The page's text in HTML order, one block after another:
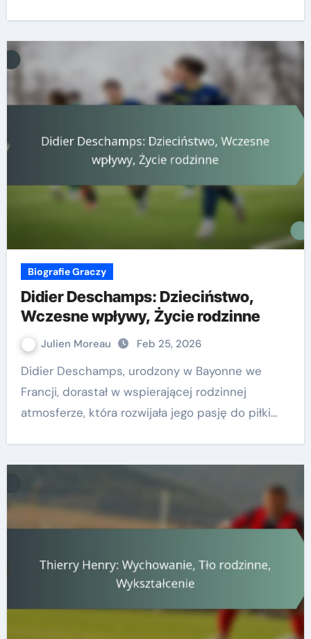
Biografie Graczy
Didier Deschamps: Dzieciństwo,
Wczesne wpływy, Życie rodzinne
Julien Moreau Feb 25, 2026
Didier Deschamps, urodzony w Bayonne we
Francji, dorastał w wspierającej rodzinnej
atmosferze, która rozwijała jego pasję do piłki…